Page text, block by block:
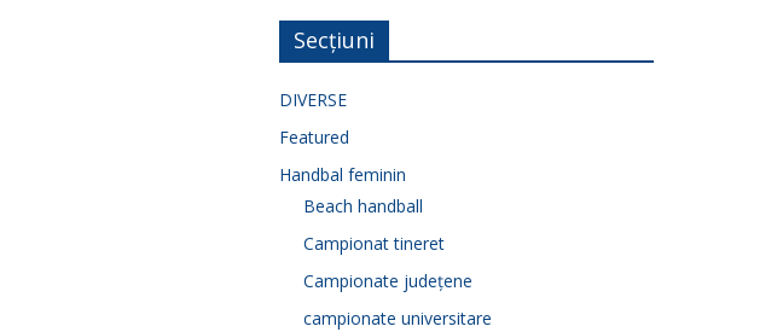
Secțiuni
DIVERSE
Featured
Handbal feminin
Beach handball
Campionat tineret
Campionate județene
campionate universitare